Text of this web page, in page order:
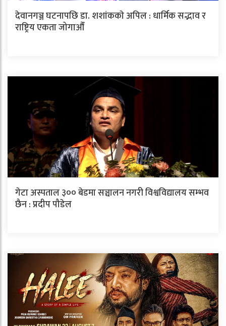
देवानगञ्ज घटनापछि डा. शशांककाे अपिल : धार्मिक सद्भाव र
राष्ट्रिय एकता जोगाऔँ
गेटा अस्पताल ३०० बेडमा सञ्चालन नगरी विश्वविद्यालय सम्भव
छैन : प्रदीप पौडेल